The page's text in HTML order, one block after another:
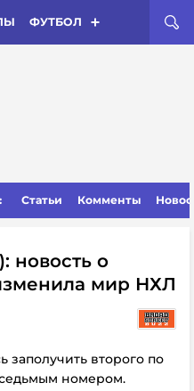
ФУТБОЛ
Статьи Комменты
новость о
мир НХЛ
заполучить второго по
номером.